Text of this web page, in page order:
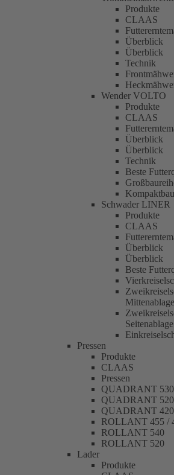
Produkte
CLAAS
Überblick
Überblick
Technik
Wender VOLTO
Produkte
CLAAS
Überblick
Überblick
Technik
Beste
Schwader LINER
Produkte
CLAAS
Überblick
Überblick
Beste
Mittenablage
Seitenablage
Pressen
Produkte
CLAAS
Pressen
QUADRANT
QUADRANT
QUADRANT
ROLLANT 455 /
ROLLANT 540
ROLLANT 520
Lader
Produkte